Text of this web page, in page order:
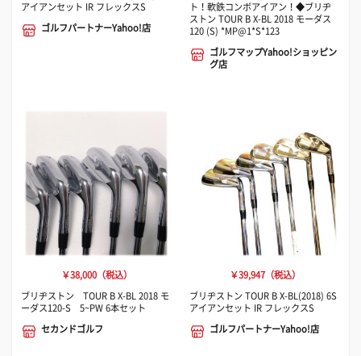
アイアンセット IR フレックスS
ゴルフパートナーYahoo!店
ト！軟鉄コンボアイアン！◆ブリヂ
ストン TOUR B X-BL 2018 モーダス
120 (S) *MP@1*S*123
ゴルフマップYahoo!ショッピン
グ店
￥38,000（税込）
ブリヂストン TOUR B X-BL 2018 モ
ーダス120-S 5~PW 6本セット
セカンドゴルフ
￥39,947（税込）
ブリヂストン TOUR B X-BL(2018) 6S
アイアンセット IR フレックスS
ゴルフパートナーYahoo!店